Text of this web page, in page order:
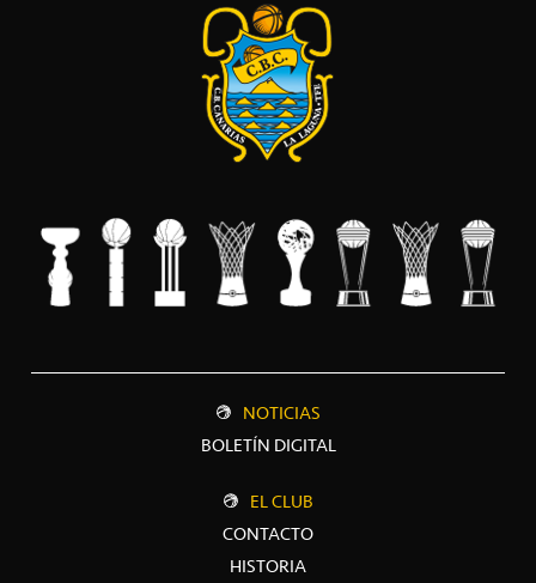
NOTICIAS
BOLETÍN DIGITAL
EL CLUB
CONTACTO
HISTORIA